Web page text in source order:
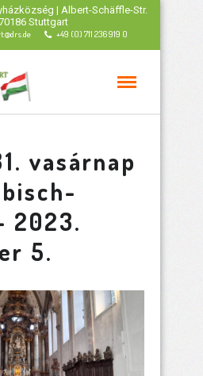
| Albert-Schäffle-Str.
Stuttgart
+49 (0) 711 236 919 0
vasárnap
2023.
5.